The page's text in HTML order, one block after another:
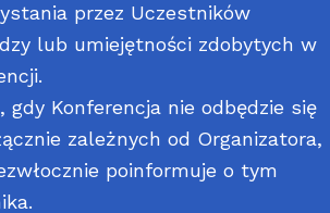
przez Uczestników
lub umiejętności zdobytych w
gdy Konferencja nie odbędzie się
zależnych od Organizatora,
poinformuje o tym